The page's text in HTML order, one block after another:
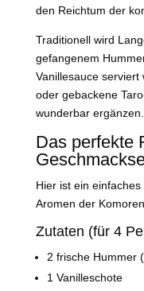
den Reichtum der
Traditionell wird
gefangenem
Vanillesauce
oder gebackene
wunderbar ergänzen.
Das perfekte
Hier ist ein
Aromen der
Zutaten (für 4
2 frische Hummer
1 Vanilleschote